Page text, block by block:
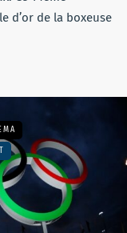
d’or de la boxeuse